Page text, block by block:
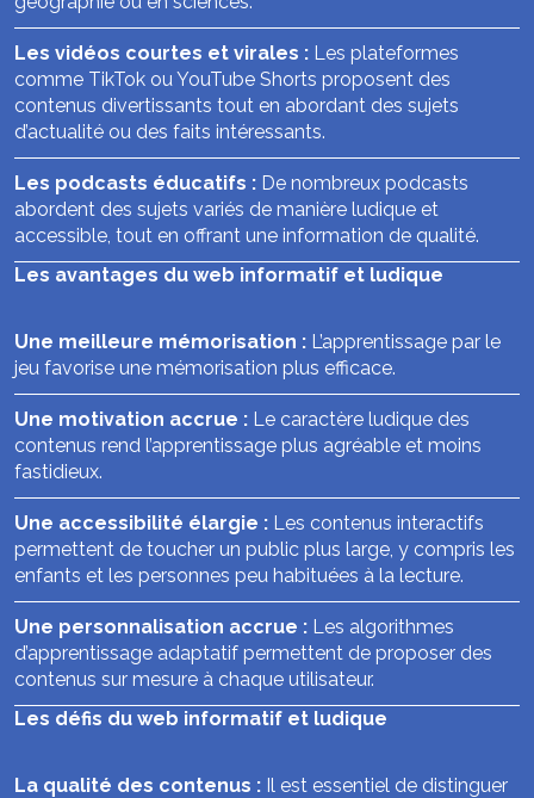
Les vidéos courtes et virales : Les plateformes
comme TikTok ou YouTube Shorts proposent des
contenus divertissants tout en abordant des sujets
d’actualité ou des faits intéressants.
Les podcasts éducatifs : De nombreux podcasts
abordent des sujets variés de manière ludique et
accessible, tout en offrant une information de qualité.
Les avantages du web informatif et ludique
Une meilleure mémorisation : L’apprentissage par le
jeu favorise une mémorisation plus efficace.
Une motivation accrue : Le caractère ludique des
contenus rend l’apprentissage plus agréable et moins
fastidieux.
Une accessibilité élargie : Les contenus interactifs
permettent de toucher un public plus large, y compris les
enfants et les personnes peu habituées à la lecture.
Une personnalisation accrue : Les algorithmes
d’apprentissage adaptatif permettent de proposer des
contenus sur mesure à chaque utilisateur.
Les défis du web informatif et ludique
La qualité des contenus : Il est essentiel de distinguer